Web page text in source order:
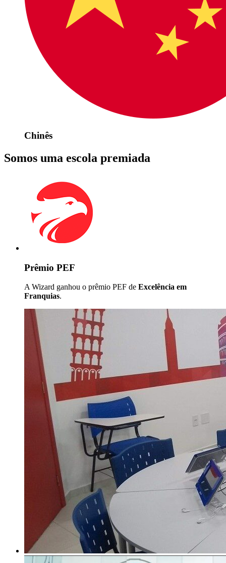
Chinês
Somos uma escola premiada
Prêmio PEF
A Wizard ganhou o prêmio PEF de Excelência em
Franquias.